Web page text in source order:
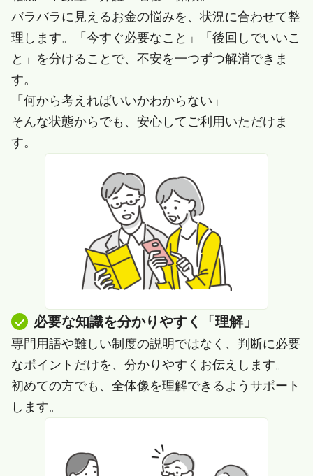
バラバラに見えるお金の悩みを、状況に合わせて整
理します。「今すぐ必要なこと」「後回しでいいこ
と」を分けることで、不安を一つずつ解消できま
す。
「何から考えればいいかわからない」
そんな状態からでも、安心してご利用いただけま
す。
必要な知識を分かりやすく「理解」
専門用語や難しい制度の説明ではなく、判断に必要
なポイントだけを、分かりやすくお伝えします。
初めての方でも、全体像を理解できるようサポート
します。